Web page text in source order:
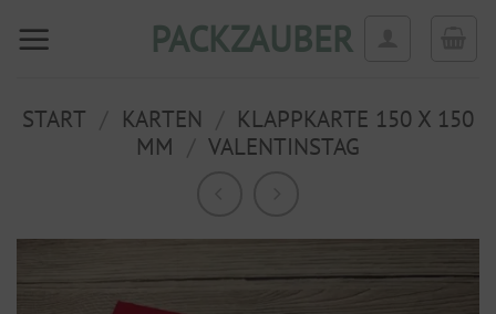
Inhalt
PACKZAUBER
START KARTEN
KLAPPKARTE 150 X 150
MM
VALENTINSTAG